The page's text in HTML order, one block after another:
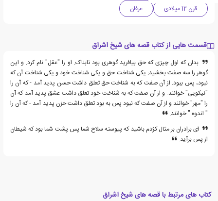
قرن 12 میلادی
عرفان
قسمت هایی از کتاب قصه های شیخ اشراق
بدان که اول چیزی که حق بیافرید گوهری بود تابناک. او را "عقل" نام کرد. و این
گوهر را سه صفت بخشید: یکی شناخت حق و یکی شناخت خود و یکی شناخت آن که
نبود، پس ببود. از آن صفت که به شناخت حق تعلق داشت حسن پدید آمد - که آن را
"نیکویی" خوانند. و از آن صفت که به شناخت خود تعلق داشت عشق پدید آمد که آن
را "مهر" خوانند و از آن صفت که نبود پس به بود تعلق داشت حزن پدید آمد - که آن را
" اندوه " خوانند.
ای برادران بر مثال کژدم باشید که پیوسته سلاح شما پس پشت شما بود که شیطان
از پس برآید.‏
کتاب های مرتبط با قصه های شیخ اشراق